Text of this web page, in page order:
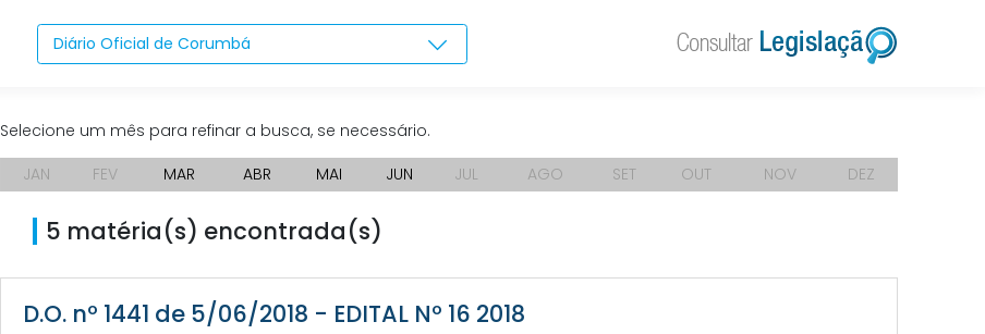
Diário Oficial de Corumbá
Selecione um mês para refinar a busca, se necessário.
JAN
FEV MAR ABR MAI JUN JUL AGO SET OUT NOV DEZ
5 matéria(s) encontrada(s)
D.O. nº 1441 de 5/06/2018 - EDITAL Nº 16 2018